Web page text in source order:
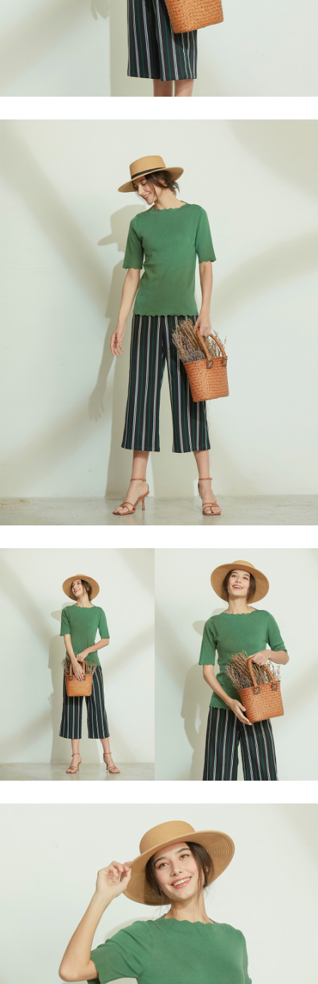
５．嚴禁一人註冊多個帳號或使用他人資訊註冊。若發現惡意使用之情形，
恩沛科技股份有限公司將有權停止該用戶之使用額度並採取法律行動。